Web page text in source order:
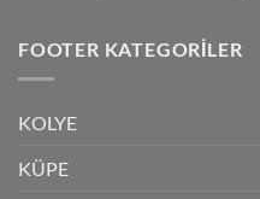
FOOTER KATEGORILER
KOLYE
KÜPE